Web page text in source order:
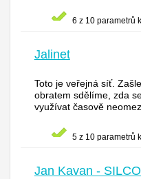
6 z 10 parametrů
Jalinet
Toto je veřejná síť.
obratem sdělíme, zda
využívat časově
5 z 10 parametrů
Jan Kavan -